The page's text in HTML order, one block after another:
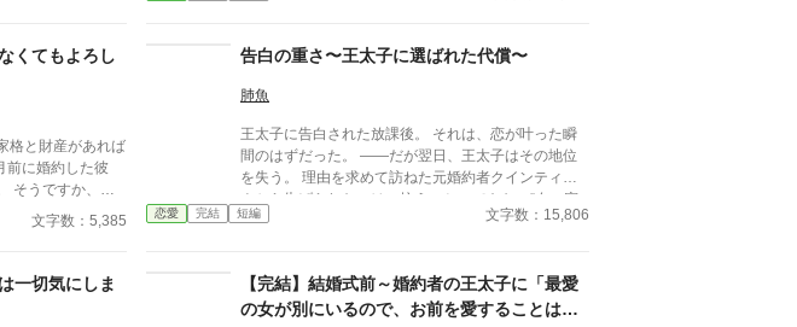
なら、この街を守れる。一緒に守ろう」 そう言われ
はほとんど魔物が近づかなくなり、平和な日々が続い
を紹介した婚約者は、私にこう言った。 「君は強い
うやく気づく。 彼にとって私は、何だったのか。 だ
から私は、静かに街を出ることにした。 ……今さら
探しに来ても遅いです。
くてもよろし
格と財産があれば
前に婚約した彼
そうですか、誰
なくてもよいです
気がして、急遽
週お馬鹿君のス
だ
文字数：5,385
告白の重さ〜王太子に選ばれた代償〜
肺魚
王太子に告白された放課後。 それは、恋が叶った瞬
間のはずだった。 ——だが翌日、王太子はその地位
を失う。 理由を求めて訪ねた元婚約者クインティー
ナから告げられたのは、抗うことのできない“血の宿
命”。 恋を選んだ代償に、彼が失ったものとは——。
恋愛 完結 短編 文字数：15,806
一切気にしま
【完結】結婚式前～婚約者の王太子に「最愛
の女が別にいるので、お前を愛することはな